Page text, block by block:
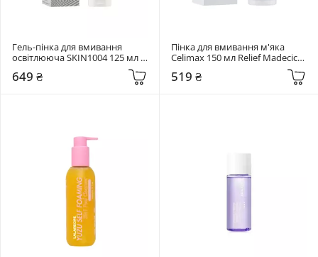
Гель-пінка для вмивання
освітлююча SKIN1004 125 мл
Cleansing Gel Foam
649 ₴
Пінка для вмивання м'яка
Celimax 150 мл Relief Madecica
519 ₴